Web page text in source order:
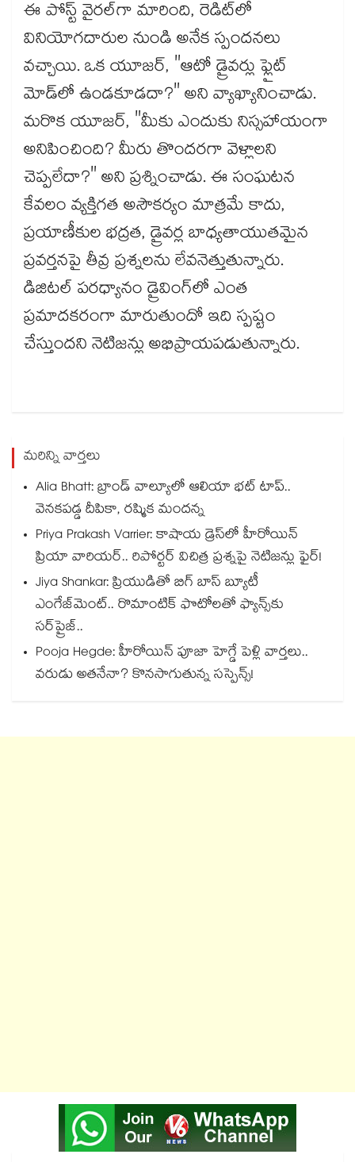
ఈ పోస్ట్ వైరల్‌గా మారింది, రెడిట్‌లో
వినియోగదారుల నుండి అనేక స్పందనలు
వచ్చాయి. ఒక యూజర్, "ఆటో డ్రైవర్లు ఫ్లైట్
మోడ్‌లో ఉండకూడదా?" అని వ్యాఖ్యానించాడు.
మరొక యూజర్, "మీకు ఎందుకు నిస్సహాయంగా
అనిపించింది? మీరు తొందరగా వెళ్లాలని
చెప్పలేదా?" అని ప్రశ్నించాడు. ఈ సంఘటన
కేవలం వ్యక్తిగత అసౌకర్యం మాత్రమే కాదు,
ప్రయాణీకుల భద్రత, డ్రైవర్ల బాధ్యతాయుతమైన
ప్రవర్తనపై తీవ్ర ప్రశ్నలను లేవనెత్తుతున్నారు.
డిజిటల్ పరధ్యానం డ్రైవింగ్‌లో ఎంత
ప్రమాదకరంగా మారుతుందో ఇది స్పష్టం
చేస్తుందని నెటిజన్లు అభిప్రాయపడుతున్నారు.
మరిన్ని వార్తలు
Alia Bhatt: బ్రాండ్ వాల్యూలో ఆలియా భట్ టాప్..
వెనకపడ్డ దీపికా, రష్మిక మందన్న
Priya Prakash Varrier: కాషాయ డ్రెస్⁭లో హీరోయిన్
ప్రియా వారియర్.. రిపోర్టర్ విచిత్ర ప్రశ్నపై నెటిజన్లు ఫైర్!
Jiya Shankar: ప్రియుడితో బిగ్ బాస్ బ్యూటీ
ఎంగేజ్‌మెంట్.. రొమాంటిక్ ఫొటోలతో ఫ్యాన్స్⁬కు
సర్‌ప్రైజ్..
Pooja Hegde: హీరోయిన్ పూజా హెగ్డే పెళ్లి వార్తలు..
వరుడు అతనేనా? కొనసాగుతున్న సస్పెన్స్!